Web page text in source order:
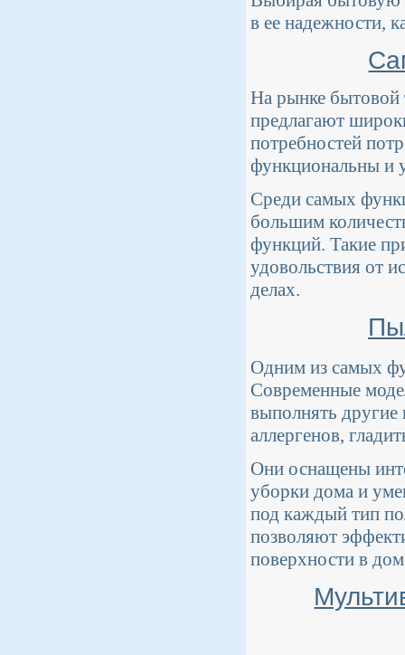
в ее надежности,
На рынке бытовой
предлагают
потребностей
функциональны и
Среди самых
большим
функций. Такие
удовольствия от
делах.
Одним из самых
Современные
выполнять другие
аллергенов,
Они оснащены
уборки дома и
под каждый тип
позволяют
поверхности в